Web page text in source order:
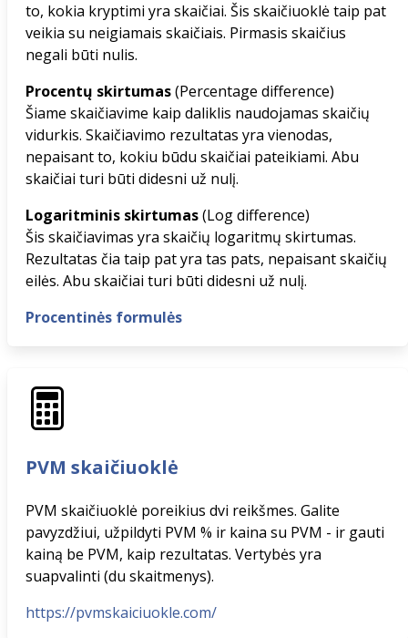
to, kokia kryptimi yra skaičiai. Šis skaičiuoklė taip pat
veikia su neigiamais skaičiais. Pirmasis skaičius
negali būti nulis.
Procentų skirtumas(Percentage difference)
Šiame skaičiavime kaip daliklis naudojamas skaičių
vidurkis. Skaičiavimo rezultatas yra vienodas,
nepaisant to, kokiu būdu skaičiai pateikiami. Abu
skaičiai turi būti didesni už nulį.
Logaritminis skirtumas(Log difference)
Šis skaičiavimas yra skaičių logaritmų skirtumas.
Rezultatas čia taip pat yra tas pats, nepaisant skaičių
eilės. Abu skaičiai turi būti didesni už nulį.
Procentinės formulės
PVM skaičiuoklė
PVM skaičiuoklė poreikius dvi reikšmes. Galite
pavyzdžiui, užpildyti PVM % ir kaina su PVM - ir gauti
kainą be PVM, kaip rezultatas. Vertybės yra
suapvalinti (du skaitmenys).
https://pvmskaiciuokle.com/